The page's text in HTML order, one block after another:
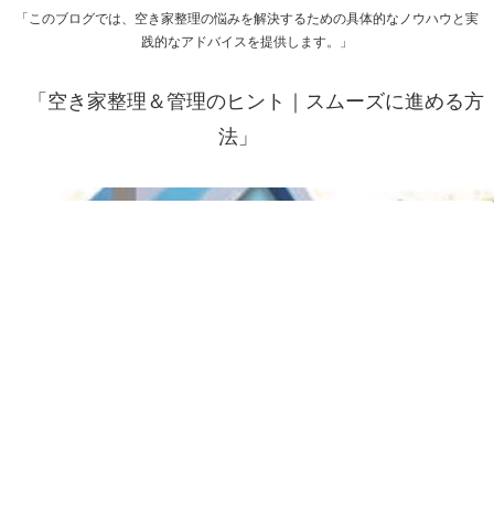
「このブログでは、空き家整理の悩みを解決するための具体的なノウハウと実
践的なアドバイスを提供します。」
「空き家整理＆管理のヒント｜スムーズに進める方
法」